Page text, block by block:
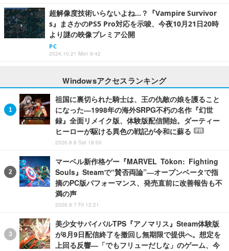
超解像度技術いらないよね…？『Vampire Survivor
s』まさかのPS5 Pro対応を示唆、今夜10月21日20時
より謎の映像プレミア公開
PC
2024.10.21 Mon 9:42
Windowsアクセスランキング
祖国に裏切られた騎士は、王の仇敵の娘を護ること
になった―1998年の海外SRPG不朽の名作『幻世
録』全面リメイク版、体験版配信開始。ダーティー
ヒーローが駆ける異色の戦記が令和に蘇る
PR
2026.8.8 Sat 18:00
マーベル新作格ゲー『MARVEL Tōkon: Fighting
Souls』Steamで“賛否両論”―オープンベータで指
摘のPC版パフォーマンス、発売直前に改善報告も不
満の声
2026.8.7 Fri 12:21
美少女サバイバルTPS『アノマリス』Steam体験版
が8月9日配信終了を撤回し無期限で提供へ。想定を
上回る反響―「でもフリューだしな」のゲーム、今